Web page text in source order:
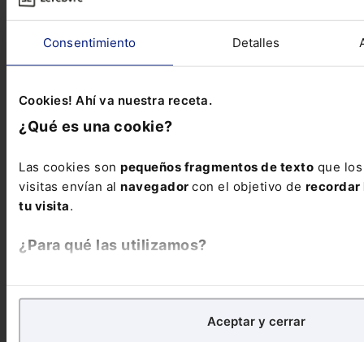
Consentimiento Detalles
Cookies! Ahí va nuestra receta.
¿Qué es una cookie?
Las cookies son pequeños fragmentos de texto que
visitas envían al navegador con el objetivo de recordar
tu visita.
¿Para qué las utilizamos?
demejorar tu experienciaen nuestra página web.
publicitarios, para poder mostrarte publicidad y
Aceptar y cerrar
preguntas relacionadas con las vacaciones...